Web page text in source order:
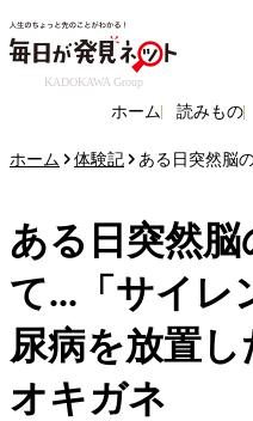
KADOKAWA Group
ホーム 読みもの
ホーム 体験記 ある日突然脳
ある日突然
て...「サイレ
尿病を放置
オキガネ